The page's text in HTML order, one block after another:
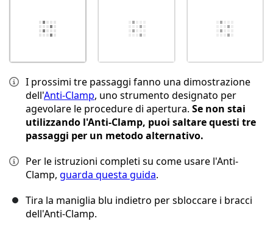
I prossimi tre passaggi fanno una dimostrazione
dell'Anti-Clamp, uno strumento designato per
agevolare le procedure di apertura. Se non stai
utilizzando l'Anti-Clamp, puoi saltare questi tre
passaggi per un metodo alternativo.
Per le istruzioni completi su come usare l'Anti-
Clamp, guarda questa guida.
Tira la maniglia blu indietro per sbloccare i bracci
dell'Anti-Clamp.